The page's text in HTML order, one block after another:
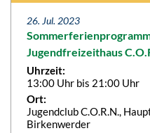
26. Jul. 2023
Jugendfreizeithaus
Uhrzeit:
13:00 Uhr bis 21:00 Uhr
Ort:
Jugendclub C.O.R.N.,
Birkenwerder